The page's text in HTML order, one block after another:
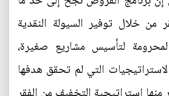
خلال توفير السيولة النقدية
لتأسيس مشاريع صغيرة،
التي لم تحقق هدفها